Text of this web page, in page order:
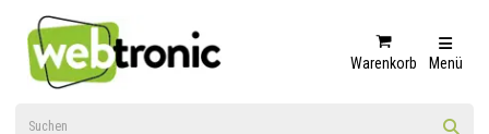
Warenkorb Menü